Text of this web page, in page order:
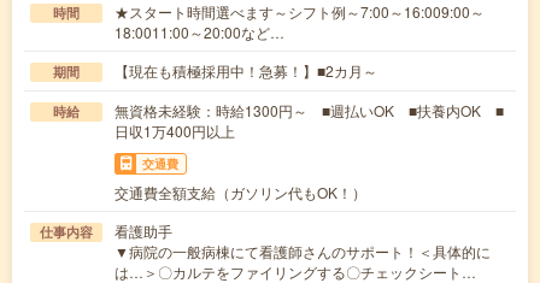
時間
★スタート時間選べます～シフト例～7:00～16:009:00～
18:0011:00～20:00など…
期間 【現在も積極採用中！急募！】■2カ月～
時給
無資格未経験：時給1300円～ ■週払いOK ■扶養内OK ■
日収1万400円以上
交通費
交通費全額支給（ガソリン代もOK！）
仕事内容
看護助手
▼病院の一般病棟にて看護師さんのサポート！＜具体的に
は…＞〇カルテをファイリングする〇チェックシート…